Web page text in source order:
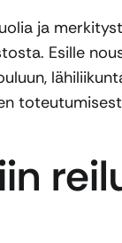
ja
Esille